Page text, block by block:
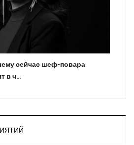
сейчас шеф-повара
в ч…